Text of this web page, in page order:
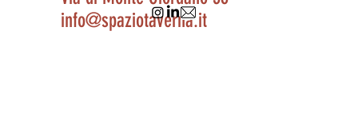
info@spaziotaverna.it